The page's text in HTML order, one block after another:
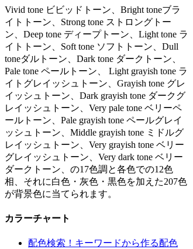
Vivid tone ビビッドトーン、Bright toneブラ
イトトーン、Strong tone ストロングトー
ン、Deep tone ディープトーン、Light tone ラ
イトトーン、Soft tone ソフトトーン、Dull
toneダルトーン、Dark tone ダークトーン、
Pale tone ペールトーン、 Light grayish tone ラ
イトグレイッシュトーン、Grayish tone グレ
イッシュトーン、Dark grayish tone ダークグ
レイッシュトーン、Very pale tone ベリーペ
ールトーン、Pale grayish tone ペールグレイ
ッシュトーン、Middle grayish tone ミドルグ
レイッシュトーン、Very grayish tone ベリー
グレイッシュトーン、Very dark tone ベリー
ダークトーン、の17色調と各色での12色
相、それに白色・灰色・黒色を加えた207色
が背景色に当てられます。
カラーチャート
配色検索！キーワードから作る配色